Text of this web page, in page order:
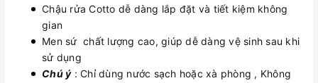
Chậu rửa Cotto dễ dàng lắp đặt và tiết kiệm không
gian
Men sứ chất lượng cao, giúp dễ dàng vệ sinh sau khi
sử dụng
Chú ý: Chỉ dùng nước sạch hoặc xà phòng , Không